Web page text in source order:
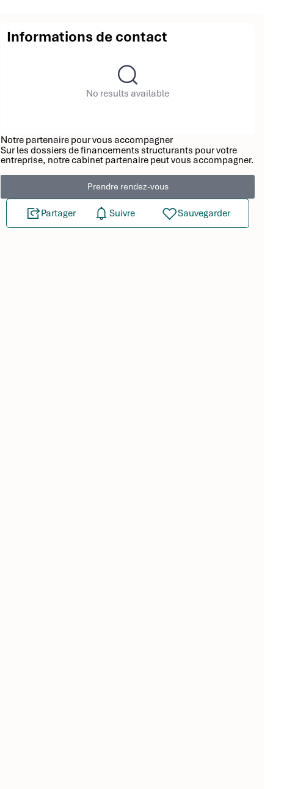
Informations de contact
No results available
Notre partenaire pour vous accompagner
Sur les dossiers de financements structurants pour votre
entreprise, notre cabinet partenaire peut vous accompagner.
Prendre rendez-vous
Partager Suivre Sauvegarder